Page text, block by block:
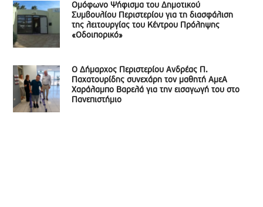
Ομόφωνο Ψήφισμα του Δημοτικού
Συμβουλίου Περιστερίου για τη διασφάλιση
της λειτουργίας του Κέντρου Πρόληψης
«Οδοιπορικό»
Ο Δήμαρχος Περιστερίου Ανδρέας Π.
Παχατουρίδης συνεχάρη τον μαθητή ΑμεΑ
Χαράλαμπο Βαρελά για την εισαγωγή του στο
Πανεπιστήμιο